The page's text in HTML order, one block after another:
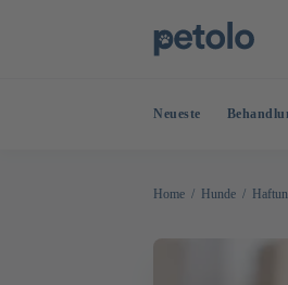
Neueste
Home Hunde